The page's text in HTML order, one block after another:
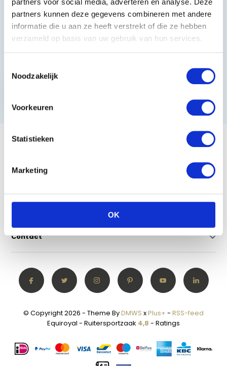
partners kunnen deze gegevens combineren met andere
informatie die u aan ze heeft verstrekt of die ze hebben
verzameld op basis van uw gebruik van hun services.
Noodzakelijk
Voorkeuren
Statistieken
Marketing
OK
Abonneer
* Lees hier de wettelijke beperkingen
Klantenservice
Mijn account
Categorieën
Contact
© Copyright 2026 - Theme ByDMWS xPlus+ - RSS-feed
Equiroyal - Ruitersportzaak 4,8 - Ratings